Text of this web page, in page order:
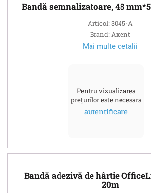
Bandă semnalizatoare, 48
Articol: 3045-A
Brand: Axent
Mai multe detalii
Pentru vizualizarea
prețurilor este necesara
autentificare
Bandă adezivă de hârtie
20m